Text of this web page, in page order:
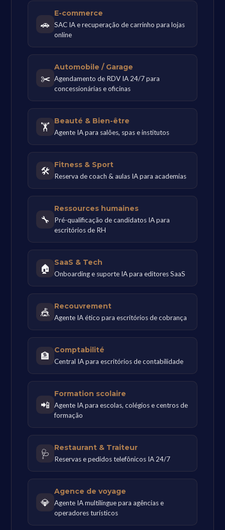
🚗
E-commerce
SAC IA e recuperação de carrinho para lojas
online
✂️
Automobile / Garage
Agendamento de RDV IA 24/7 para
concessionárias e oficinas
🏋
Beauté & Bien-être
Agente IA para salões, spas e institutos
🛠
Fitness & Sport
Reserva de coach & aulas IA para academias
🔧
Ressources humaines
Pré-qualificação de candidatos IA para
escritórios de RH
🏠
SaaS & Tech
Onboarding e suporte IA para editores SaaS
🎪
Recouvrement
Agente IA ético para escritórios de cobrança
🏦
Comptabilité
Central IA para escritórios de contabilidade
📲
Formation scolaire
Agente IA para escolas, colégios e centros de
formação
🩺
Restaurant & Traiteur
Reservas e pedidos telefônicos IA 24/7
💎
Agence de voyage
Agente IA multilíngue para agências e
operadores turísticos